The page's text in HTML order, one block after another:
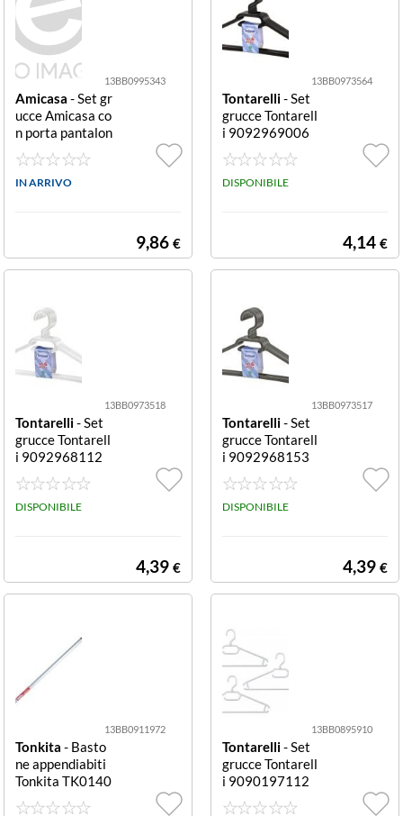
13BB0995343
Amicasa - Set gr
ucce Amicasa co
n porta pantalon
i Grigio con port
a pantaloni
IN ARRIVO
9,86 €
13BB0973564
Tontarelli- Set
grucce Tontarell
i 9092969006
EASY con suppo
rto porta cravat
te Nero con sup
DISPONIBILE
4,14 €
13BB0973518
Tontarelli- Set
grucce Tontarell
i 9092968112
EASY con suppo
rto porta cravat
te Bian con supp
DISPONIBILE
4,39 €
13BB0973517
Tontarelli- Set
grucce Tontarell
i 9092968153
EASY con suppo
rto porta cravat
te Graf con supp
DISPONIBILE
4,39 €
13BB0911972
Tonkita - Basto
ne appendiabiti
Tonkita TK0140
1S telescopico
13BB0895910
Tontarelli- Set
grucce Tontarell
i 9090197112
TWISTER con p